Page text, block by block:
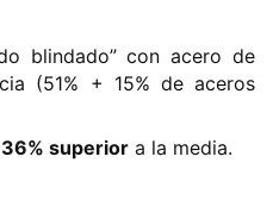
blindado” con acero de
(51% + 15% de aceros
​36% superior​ ​ a la media.